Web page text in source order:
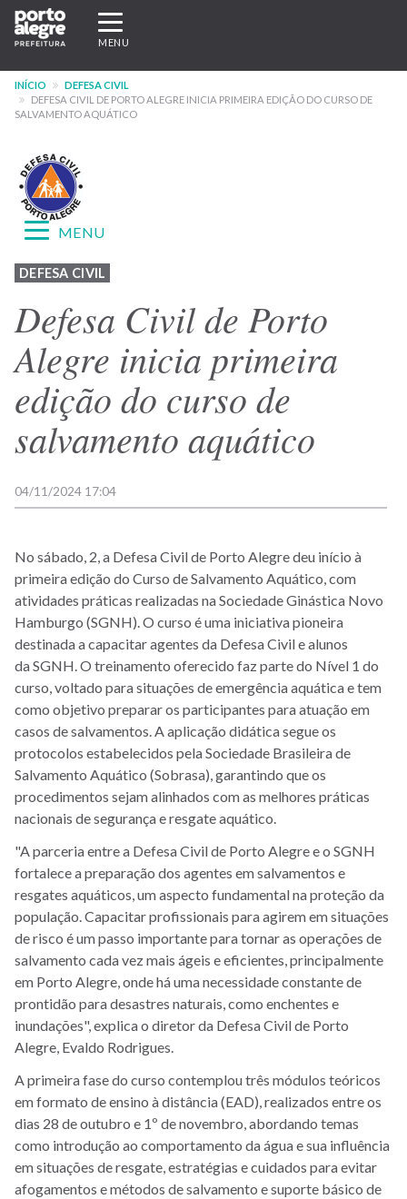
Pular
para
conteúdo
principal
Expandir/recolher
navegação
MENU
INÍCIO
DEFESA CIVIL
DEFESA CIVIL DE PORTO ALEGRE INICIA PRIMEIRA EDIÇÃO DO CURSO DE
SALVAMENTO AQUÁTICO
Menu
-
site
Defesa
Civil
Expandir/recolher
MENU
DEFESA CIVIL
Defesa Civil de Porto
Alegre inicia primeira
edição do curso de
salvamento aquático
04/11/2024 17:04
No sábado, 2, a Defesa Civil de Porto Alegre deu início à
primeira edição do Curso de Salvamento Aquático, com
atividades práticas realizadas na Sociedade Ginástica Novo
Hamburgo (SGNH). O curso é uma iniciativa pioneira
destinada a capacitar agentes da Defesa Civil e alunos
da SGNH. O treinamento oferecido faz parte do Nível 1 do
curso, voltado para situações de emergência aquática e tem
como objetivo preparar os participantes para atuação em
casos de salvamentos. A aplicação didática segue os
protocolos estabelecidos pela Sociedade Brasileira de
Salvamento Aquático (Sobrasa), garantindo que os
procedimentos sejam alinhados com as melhores práticas
nacionais de segurança e resgate aquático.
"A parceria entre a Defesa Civil de Porto Alegre e o SGNH
fortalece a preparação dos agentes em salvamentos e
resgates aquáticos, um aspecto fundamental na proteção da
população. Capacitar profissionais para agirem em situações
de risco é um passo importante para tornar as operações de
salvamento cada vez mais ágeis e eficientes, principalmente
em Porto Alegre, onde há uma necessidade constante de
prontidão para desastres naturais, como enchentes e
inundações", explica o diretor da Defesa Civil de Porto
Alegre, Evaldo Rodrigues.
A primeira fase do curso contemplou três módulos teóricos
em formato de ensino à distância (EAD), realizados entre os
dias 28 de outubro e 1º de novembro, abordando temas
como introdução ao comportamento da água e sua influência
em situações de resgate, estratégias e cuidados para evitar
afogamentos e métodos de salvamento e suporte básico de